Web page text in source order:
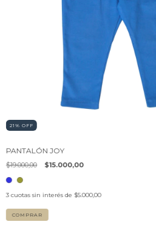
21 % OFF
PANTALÓN JOY
$19.000,00 $15.000,00
3 cuotas sin interés de $5.000,00
COMPRAR